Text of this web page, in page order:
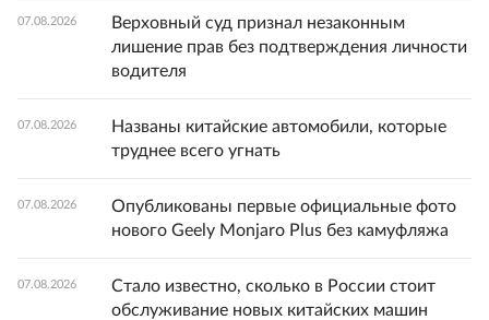
07.08.2026
Верховный суд признал незаконным
лишение прав без подтверждения личности
водителя
07.08.2026
Названы китайские автомобили, которые
труднее всего угнать
07.08.2026
Опубликованы первые официальные фото
нового Geely Monjaro Plus без камуфляжа
07.08.2026
Стало известно, сколько в России стоит
обслуживание новых китайских машин